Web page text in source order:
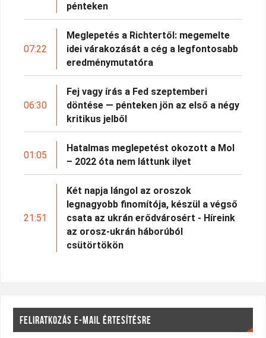
pénteken
07:22
Meglepetés a Richtertől: megemelte
idei várakozását a cég a legfontosabb
eredménymutatóra
06:30
Fej vagy írás a Fed szeptemberi
döntése — pénteken jön az első a négy
kritikus jelből
01:05
Hatalmas meglepetést okozott a Mol
– 2022 óta nem láttunk ilyet
21:51
Két napja lángol az oroszok
legnagyobb finomítója, készül a végső
csata az ukrán erődvárosért - Híreink
az orosz-ukrán háborúból
csütörtökön
FELIRATKOZÁS E-MAIL ÉRTESÍTÉSRE